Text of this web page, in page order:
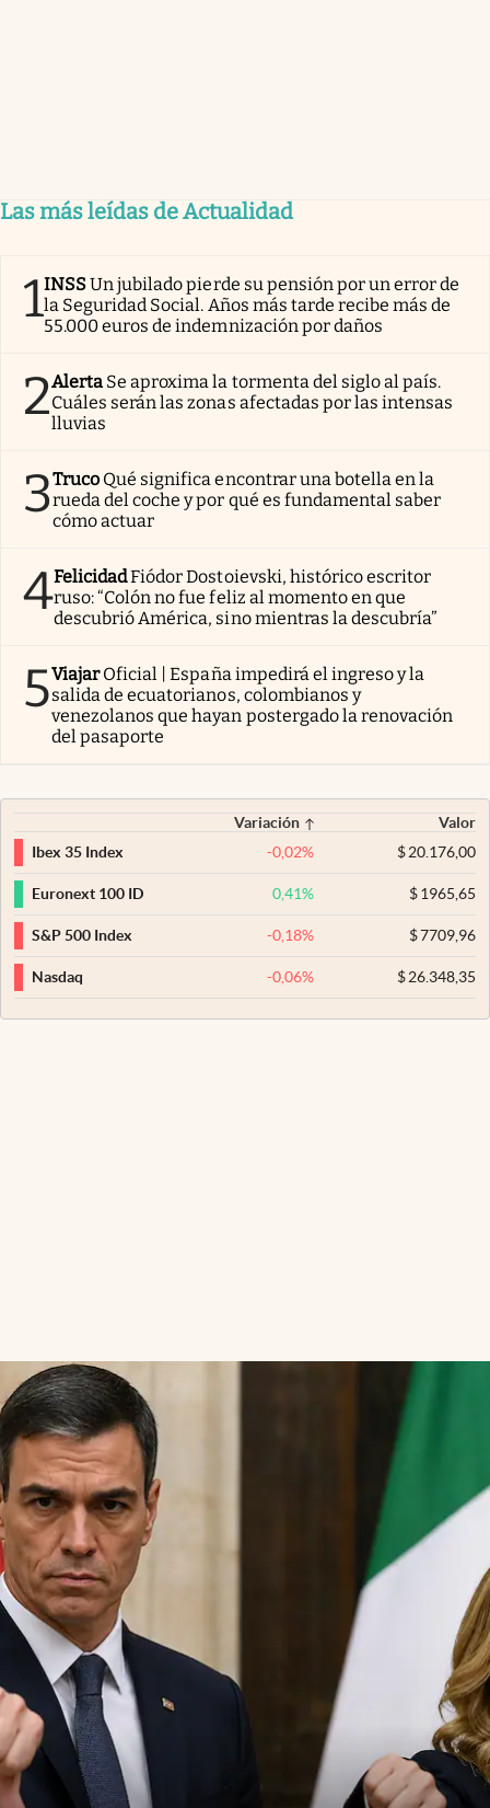
Las más leídas de Actualidad
1INSSUn jubilado pierde su pensión por un error de
la Seguridad Social. Años más tarde recibe más de
55.000 euros de indemnización por daños
2Alerta Se aproxima la tormenta del siglo al país.
Cuáles serán las zonas afectadas por las intensas
lluvias
3Truco Qué significa encontrar una botella en la
rueda del coche y por qué es fundamental saber
cómo actuar
4FelicidadFiódor Dostoievski, histórico escritor
ruso: “Colón no fue feliz al momento en que
descubrió América, sino mientras la descubría”
5Viajar Oficial | España impedirá el ingreso y la
salida de ecuatorianos, colombianos y
venezolanos que hayan postergado la renovación
del pasaporte
Variación
Valor
Ibex 35 Index
-0,02% $20.176,00
Euronext 100 ID 0,41% $1965,65
S&P 500 Index -0,18% $7709,96
Nasdaq -0,06% $26.348,35